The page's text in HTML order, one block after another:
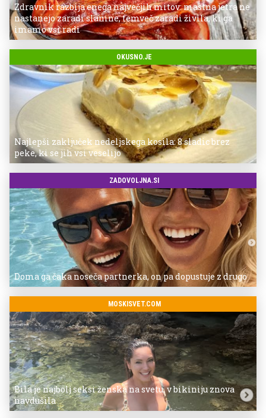
Zdravnik razbija enega največjih mitov: mastna jetra ne
nastanejo zaradi slanine, temveč zaradi živila, ki ga
imamo vsi radi
OKUSNO.JE
Najlepši zaključek nedeljskega kosila: 8 sladic brez
peke, ki se jih vsi veselijo
ZADOVOLJNA.SI
Doma ga čaka noseča partnerka, on pa dopustuje z drugo
MOSKISVET.COM
Bila je najbolj seksi ženska na svetu, v bikiniju znova
navdušila